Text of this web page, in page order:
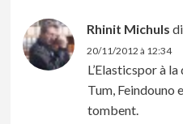
Rhinit Michuls
20/11/2012 à 12:34
L’Elasticspor à
Tum, Feindouno
tombent.